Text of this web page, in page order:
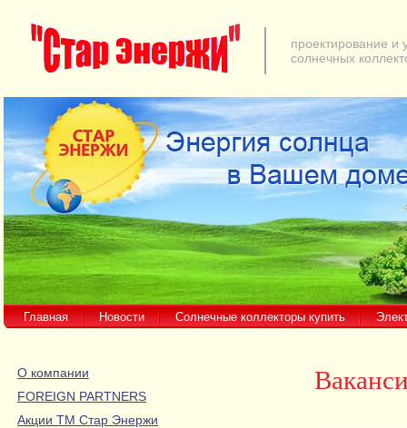
проектирование и
солнечных
Главная Новости Солнечные коллекторы купить
О компании
FOREIGN PARTNERS
Акции ТМ Стар Энержи